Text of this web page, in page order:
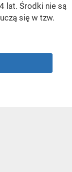
lat. Środki nie są
się w tzw.